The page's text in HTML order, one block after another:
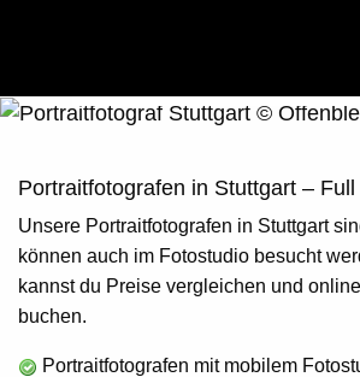
Portraitfotografen in Stuttgart –
Unsere Portraitfotografen in Stuttgart
können auch im Fotostudio besucht
kannst du Preise vergleichen und
buchen.
Portraitfotografen mit mobilem